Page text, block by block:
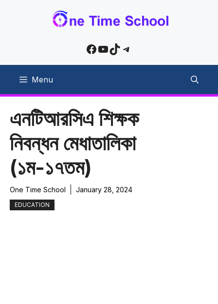
Facebook
YouTube
TikTokTelegram
Menu
এনটিআরসিএ শিক্ষক
নিবন্ধন মেধাতালিকা
(১ম-১৭তম)
One Time School January 28, 2024
EDUCATION